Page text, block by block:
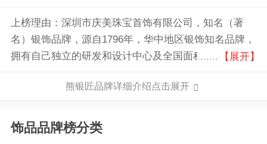
上榜理由：深圳市庆美珠宝首饰有限公司，知名（著
名）银饰品牌，源自1796年，华中地区银饰知名品牌，
拥有自己独立的研发和设计中心及全国面积较大的银饰
的首选品牌。
【展开】
熊银匠品牌详细介绍点击展开
饰品品牌榜分类